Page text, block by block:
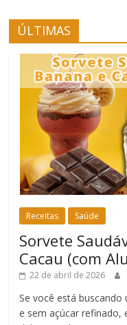
ÚLTIMAS
Receitas Saúde
Sorvete
Cacau (com
22 de abril de 2026
Se você está
e sem açúcar refinado,